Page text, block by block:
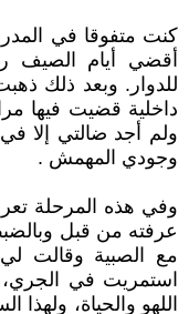
كنت متفوقا في
أقضي أيام الصيف
للدوار. وبعد ذلك
داخلية قضيت فيها
ولم أجد ضالتي إلا
وجودي المهمش .
وفي هذه المرحلة
عرفته من قبل
مع الصبية وقالت
استمريت في